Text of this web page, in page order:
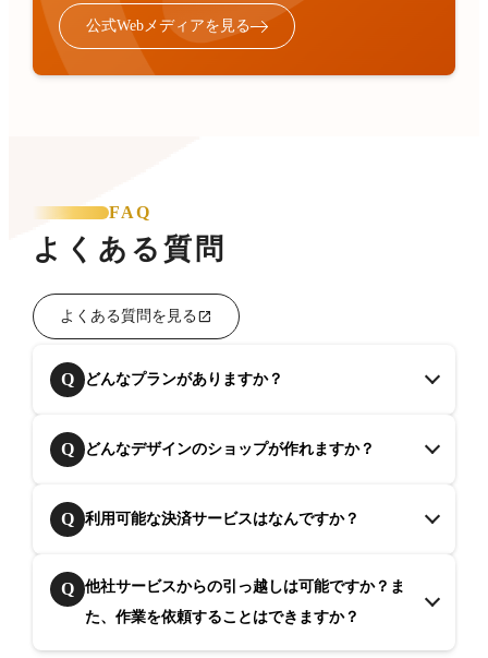
公式Webメディアを見る
FAQ
よくある質問
よくある質問を見る
Q どんなプランがありますか？
Q どんなデザインのショップが作れますか？
Q 利用可能な決済サービスはなんですか？
Q
他社サービスからの引っ越しは可能ですか？ま
た、作業を依頼することはできますか？